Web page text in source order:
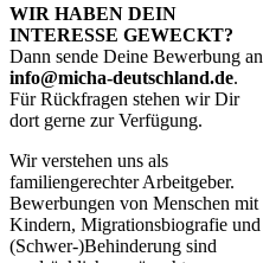
WIR HABEN DEIN
INTERESSE GEWECKT?
Dann sende Deine Bewerbung an
info@micha-deutschland.de.
Für Rückfragen stehen wir Dir
dort gerne zur Verfügung.
Wir verstehen uns als
familiengerechter Arbeitgeber.
Bewerbungen von Menschen mit
Kindern, Migrationsbiografie und
(Schwer-)Behinderung sind